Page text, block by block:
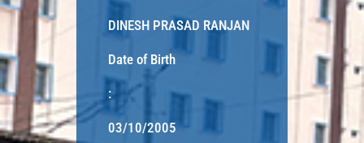
DINESH PRASAD RANJAN
Date of Birth
:
03/10/2005